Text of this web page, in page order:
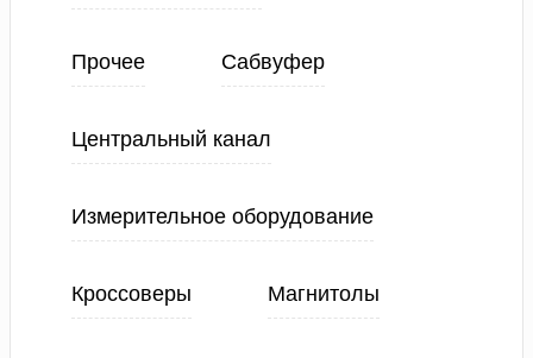
Прочее Сабвуфер
Центральный канал
Измерительное оборудование
Кроссоверы Магнитолы